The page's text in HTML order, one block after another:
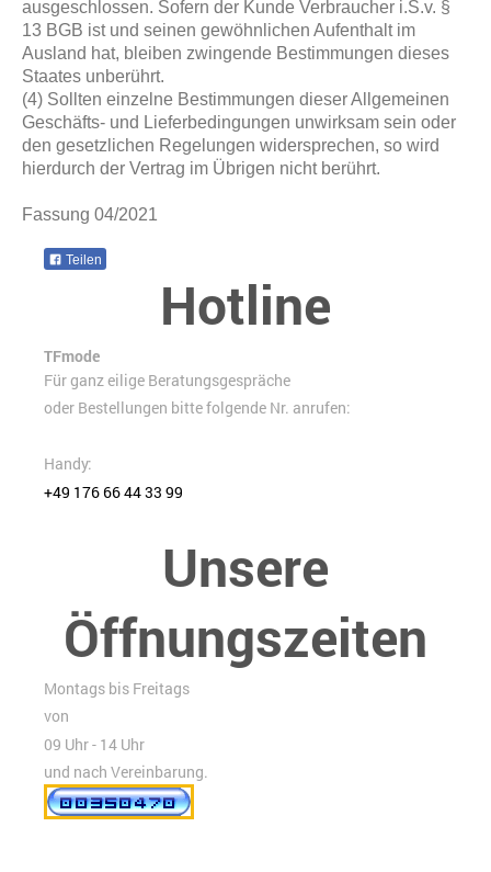
ausgeschlossen. Sofern der Kunde Verbraucher i.S.v. §
13 BGB ist und seinen gewöhnlichen Aufenthalt im
Ausland hat, bleiben zwingende Bestimmungen dieses
Staates unberührt.
(4) Sollten einzelne Bestimmungen dieser Allgemeinen
Geschäfts- und Lieferbedingungen unwirksam sein oder
den gesetzlichen Regelungen widersprechen, so wird
hierdurch der Vertrag im Übrigen nicht berührt.
Fassung 04/2021
Teilen
Hotline
TFmode
Für ganz eilige Beratungsgespräche
oder Bestellungen bitte folgende Nr. anrufen:
Handy:
+49 176 66 44 33 99
Unsere
Öffnungszeiten
Montags bis Freitags
von
09 Uhr - 14 Uhr
und nach Vereinbarung.